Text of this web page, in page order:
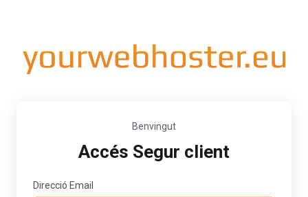
Benvingut
Accés Segur client
Direcció Email